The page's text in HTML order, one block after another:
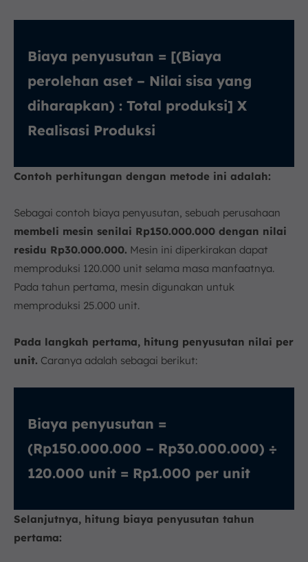
Biaya penyusutan = [(Biaya
perolehan aset – Nilai sisa yang
diharapkan) : Total produksi] X
Realisasi Produksi
Contoh perhitungan dengan metode ini adalah:
Sebagai contoh biaya penyusutan, sebuah perusahaan
membeli mesin senilai Rp150.000.000 dengan nilai
residu Rp30.000.000. Mesin ini diperkirakan dapat
memproduksi 120.000 unit selama masa manfaatnya.
Pada tahun pertama, mesin digunakan untuk
memproduksi 25.000 unit.
Pada langkah pertama, hitung penyusutan nilai per
unit. Caranya adalah sebagai berikut:
Biaya penyusutan =
(Rp150.000.000 – Rp30.000.000) ÷
120.000 unit = Rp1.000 per unit
Selanjutnya, hitung biaya penyusutan tahun
pertama: